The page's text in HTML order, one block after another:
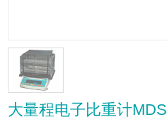
大量程电子比重计